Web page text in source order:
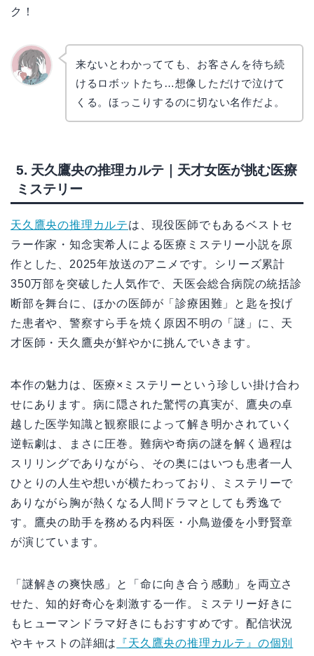
ク！
来ないとわかってても、お客さんを待ち続
けるロボットたち…想像しただけで泣けて
くる。ほっこりするのに切ない名作だよ。
5. 天久鷹央の推理カルテ｜天才女医が挑む医療
ミステリー
天久鷹央の推理カルテは、現役医師でもあるベストセ
ラー作家・知念実希人による医療ミステリー小説を原
作とした、2025年放送のアニメです。シリーズ累計
350万部を突破した人気作で、天医会総合病院の統括診
断部を舞台に、ほかの医師が「診療困難」と匙を投げ
た患者や、警察すら手を焼く原因不明の「謎」に、天
才医師・天久鷹央が鮮やかに挑んでいきます。
本作の魅力は、医療×ミステリーという珍しい掛け合わ
せにあります。病に隠された驚愕の真実が、鷹央の卓
越した医学知識と観察眼によって解き明かされていく
逆転劇は、まさに圧巻。難病や奇病の謎を解く過程は
スリリングでありながら、その奥にはいつも患者一人
ひとりの人生や想いが横たわっており、ミステリーで
ありながら胸が熱くなる人間ドラマとしても秀逸で
す。鷹央の助手を務める内科医・小鳥遊優を小野賢章
が演じています。
「謎解きの爽快感」と「命に向き合う感動」を両立さ
せた、知的好奇心を刺激する一作。ミステリー好きに
もヒューマンドラマ好きにもおすすめです。配信状況
やキャストの詳細は
『天久鷹央の推理カルテ』の個別